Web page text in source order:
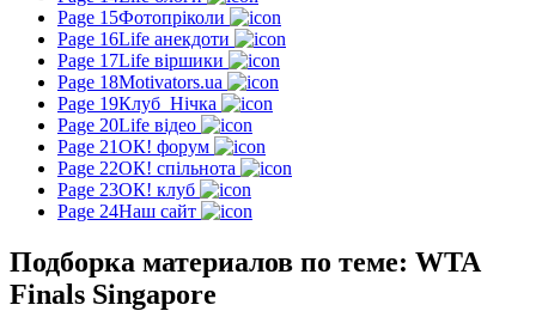
Page 15Фотопріколи
Page 16Life анекдоти
Page 17Life віршики
Page 18Motivators.ua
Page 19Клуб_Нічка
Page 20Life відео
Page 21ОК! форум
Page 22ОК! спільнота
Page 23ОК! клуб
Page 24Наш сайт
Подборка материалов по теме: WTA
Finals Singapore